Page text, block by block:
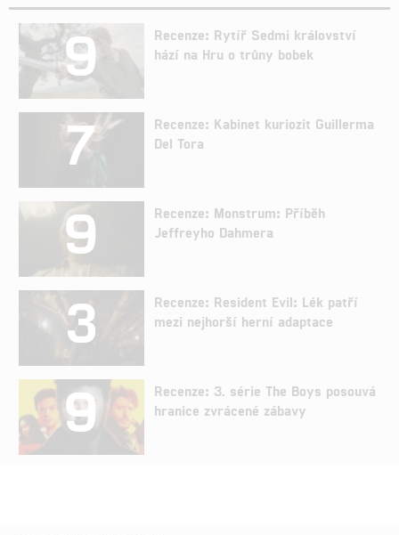
9
Recenze: Rytíř Sedmi království
hází na Hru o trůny bobek
7
Recenze: Kabinet kuriozit Guillerma
Del Tora
9
Recenze: Monstrum: Příběh
Jeffreyho Dahmera
3
Recenze: Resident Evil: Lék patří
mezi nejhorší herní adaptace
9
Recenze: 3. série The Boys posouvá
hranice zvrácené zábavy